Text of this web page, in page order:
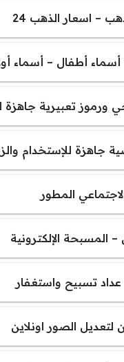
– اسعار الذهب 24
أطفال – أسماء
ورموز تعبيرية جاهزة
جاهزة للإستخدام
المطور
المسبحة الإلكترونية
عداد تسبيح واستغفار
لتعديل الصور اونلاين